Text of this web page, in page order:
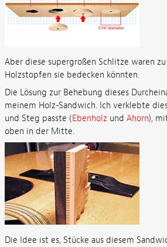
Aber diese supergroßen Schlitze waren
Holzstopfen sie bedecken könnten.
Die Lösung zur Behebung dieses
meinem Holz-Sandwich. Ich verklebte
und Steg passte (Ebenholz und Ahorn),
oben in der Mitte.
Die Idee ist es, Stücke aus diesem